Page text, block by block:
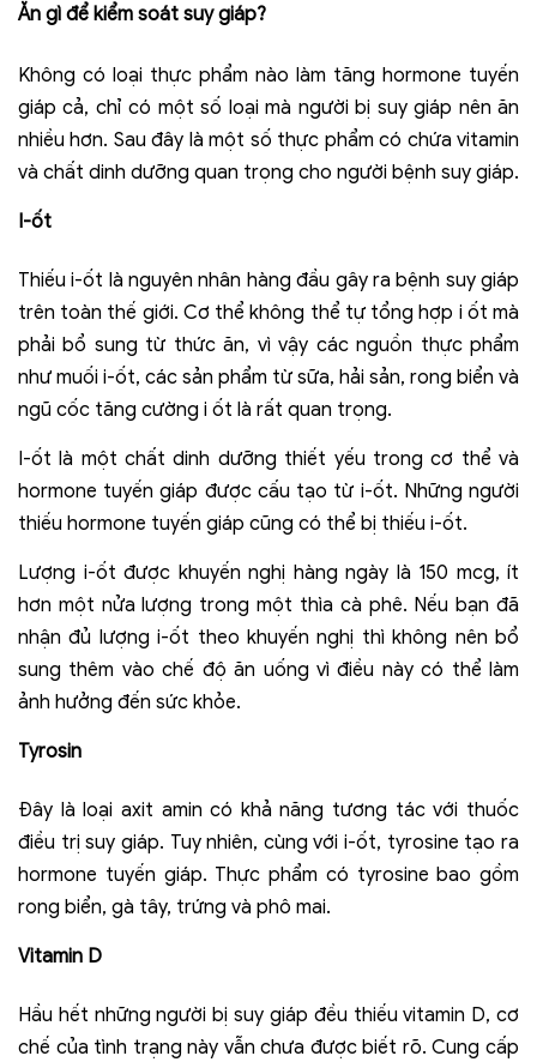
Ăn gì để kiểm soát suy giáp?
Không có loại thực phẩm nào làm tăng hormone tuyến
giáp cả, chỉ có một số loại mà người bị suy giáp nên ăn
nhiều hơn. Sau đây là một số thực phẩm có chứa vitamin
và chất dinh dưỡng quan trọng cho người bệnh suy giáp.
I-ốt
Thiếu i-ốt là nguyên nhân hàng đầu gây ra bệnh suy giáp
trên toàn thế giới. Cơ thể không thể tự tổng hợp i ốt mà
phải bổ sung từ thức ăn, vì vậy các nguồn thực phẩm
như muối i-ốt, các sản phẩm từ sữa, hải sản, rong biển và
ngũ cốc tăng cường i ốt là rất quan trọng.
I-ốt là một chất dinh dưỡng thiết yếu trong cơ thể và
hormone tuyến giáp được cấu tạo từ i-ốt. Những người
thiếu hormone tuyến giáp cũng có thể bị thiếu i-ốt.
Lượng i-ốt được khuyến nghị hàng ngày là 150 mcg, ít
hơn một nửa lượng trong một thìa cà phê. Nếu bạn đã
nhận đủ lượng i-ốt theo khuyến nghị thì không nên bổ
sung thêm vào chế độ ăn uống vì điều này có thể làm
ảnh hưởng đến sức khỏe.
Tyrosin
Đây là loại axit amin có khả năng tương tác với thuốc
điều trị suy giáp. Tuy nhiên, cùng với i-ốt, tyrosine tạo ra
hormone tuyến giáp. Thực phẩm có tyrosine bao gồm
rong biển, gà tây, trứng và phô mai.
Vitamin D
Hầu hết những người bị suy giáp đều thiếu vitamin D, cơ
chế của tình trạng này vẫn chưa được biết rõ. Cung cấp